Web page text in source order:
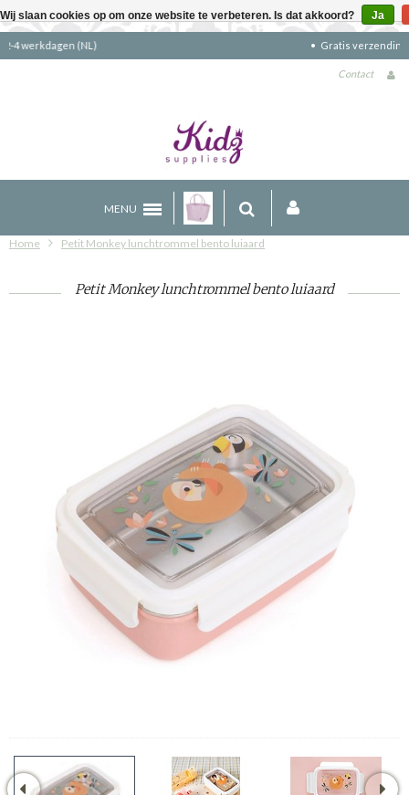
Contact
MENU
Home Petit Monkey lunchtrommel bento luiaard
Petit Monkey lunchtrommel bento luiaard
Wij slaan cookies op om onze website te verbeteren. Is dat akkoord? Ja